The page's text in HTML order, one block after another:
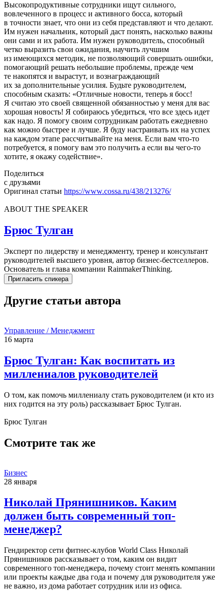
Высокопродуктивные сотрудники ищут сильного,
вовлеченного в процесс и активного босса, который
в точности знает, что они из себя представляют и что делают.
Им нужен начальник, который даст понять, насколько важны
они сами и их работа. Им нужен руководитель, способный
четко выразить свои ожидания, научить лучшим
из имеющихся методик, не позволяющий совершать ошибки,
помогающий решать небольшие проблемы, прежде чем
те накопятся и вырастут, и вознаграждающий
их за дополнительные усилия. Будьте руководителем,
способным сказать: «Отличные новости, теперь я босс!
Я считаю это своей священной обязанностью у меня для вас
хорошая новость! Я собираюсь убедиться, что все здесь идет
как надо. Я помогу своим сотрудникам работать ежедневно
как можно быстрее и лучше. Я буду настраивать их на успех
на каждом этапе рассчитывайте на меня. Если вам что-то
потребуется, я помогу вам это получить а если вы чего-то
хотите, я окажу содействие».
Поделиться
с друзьями
Оригинал статьи https://www.cossa.ru/438/213276/
ABOUT THE SPEAKER
Брюс Тулган
Эксперт по лидерству и менеджменту, тренер и консультант
руководителей высшего уровня, автор бизнес-бестселлеров.
Основатель и глава компании RainmakerThinking.
Пригласить спикера
Другие статьи автора
Управление / Менеджмент
16 марта
Брюс Тулган: Как воспитать из
миллениалов руководителей
О том, как помочь миллениалу стать руководителем (и кто из
них годится на эту роль) рассказывает Брюс Тулган.
Брюс Тулган
Смотрите так же
Бизнес
28 января
Николай Прянишников. Каким
должен быть современный топ-
менеджер?
Гендиректор сети фитнес-клубов World Class Николай
Прянишников рассказывает о том, каким он видит
современного топ-менеджера, почему стоит менять компании
или проекты каждые два года и почему для руководителя уже
не важно, из дома работает сотрудник или из офиса.